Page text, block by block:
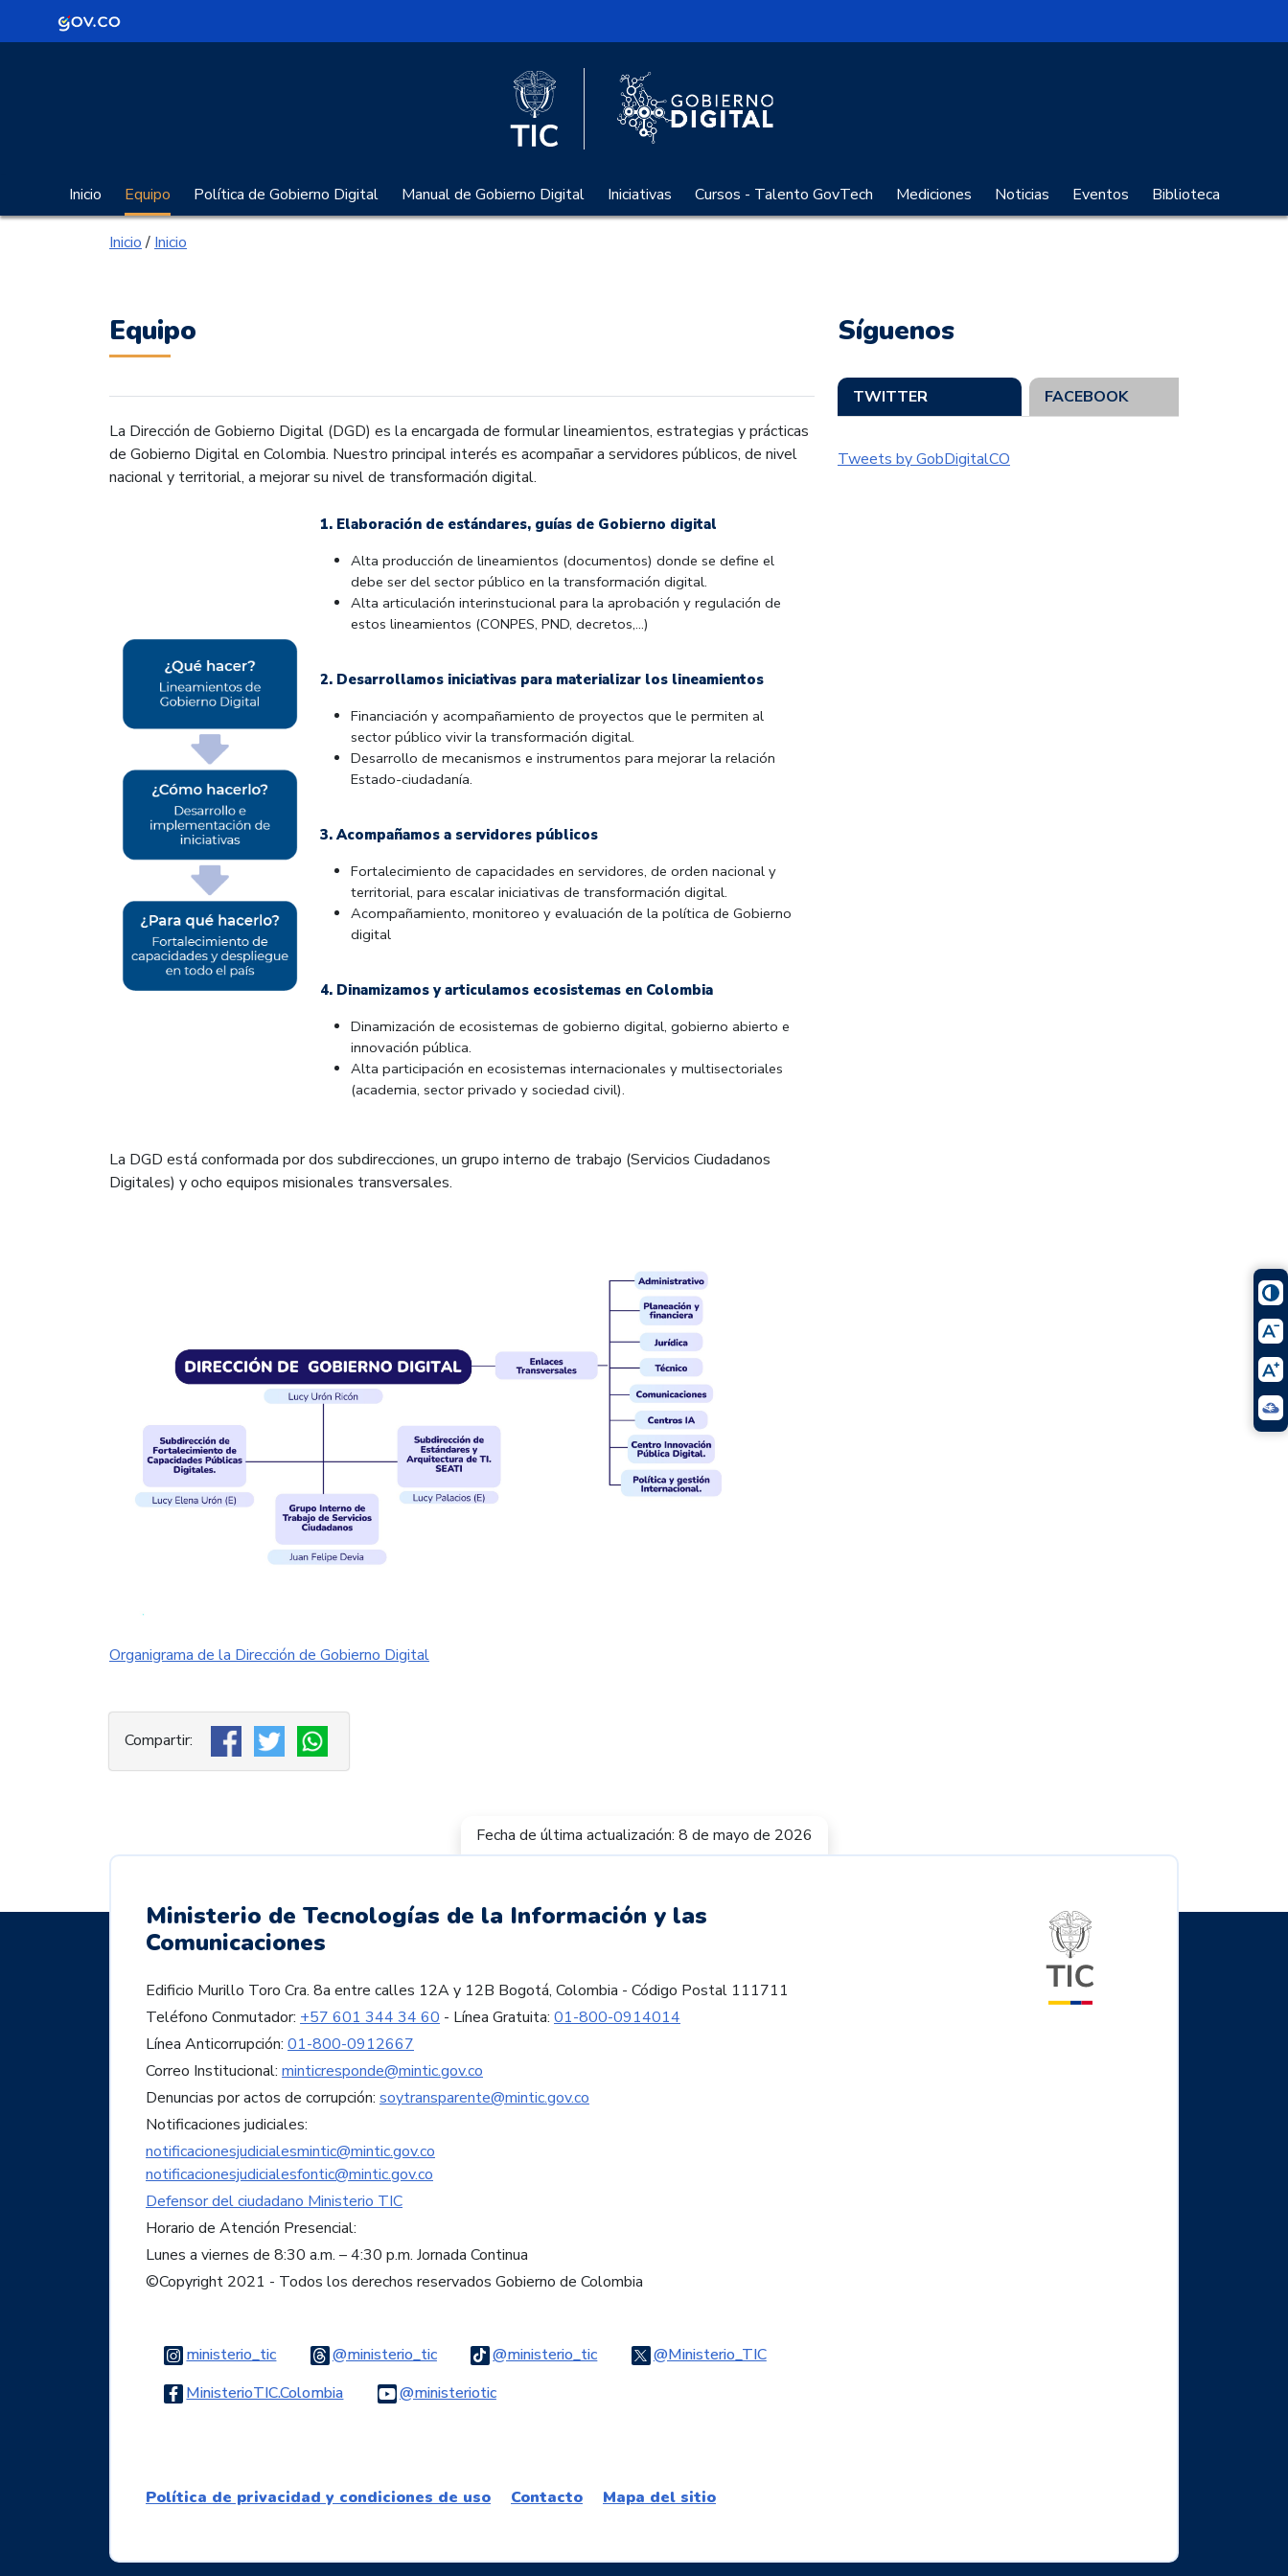
Logo Gobierno de Colombia
Logo del Ministerio TIC
Inicio Equipo Política de Gobierno Digital Manual de Gobierno Digital Iniciativas Cursos - Talento GovTech Mediciones Noticias Eventos Biblioteca
Inicio/Inicio
Equipo
La Dirección de Gobierno Digital (DGD) es la encargada de formular lineamientos, estrategias y prácticas
de Gobierno Digital en Colombia. Nuestro principal interés es acompañar a servidores públicos, de nivel
nacional y territorial, a mejorar su nivel de transformación digital.
1. Elaboración de estándares, guías de Gobierno digital
Alta producción de lineamientos (documentos) donde se define el
debe ser del sector público en la transformación digital.
Alta articulación interinstucional para la aprobación y regulación de
estos lineamientos (CONPES, PND, decretos,...)
2. Desarrollamos iniciativas para materializar los lineamientos
Financiación y acompañamiento de proyectos que le permiten al
sector público vivir la transformación digital.
Desarrollo de mecanismos e instrumentos para mejorar la relación
Estado-ciudadanía.
3. Acompañamos a servidores públicos
Fortalecimiento de capacidades en servidores, de orden nacional y
territorial, para escalar iniciativas de transformación digital.
Acompañamiento, monitoreo y evaluación de la política de Gobierno
digital
4. Dinamizamos y articulamos ecosistemas en Colombia
Dinamización de ecosistemas de gobierno digital, gobierno abierto e
innovación pública.
Alta participación en ecosistemas internacionales y multisectoriales
(academia, sector privado y sociedad civil).
La DGD está conformada por dos subdirecciones, un grupo interno de trabajo (Servicios Ciudadanos
Digitales) y ocho equipos misionales transversales.
Organigrama de la Dirección de Gobierno Digital
Síguenos
TWITTER FACEBOOK
Tweets by GobDigitalCO
Fecha de última actualización: 8 de mayo de 2026
Ministerio de Tecnologías de la Información y las
Comunicaciones
Edificio Murillo Toro Cra. 8a entre calles 12A y 12B Bogotá, Colombia - Código Postal 111711
Teléfono Conmutador: +57 601 344 34 60 - Línea Gratuita: 01-800-0914014
Línea Anticorrupción: 01-800-0912667
Correo Institucional: minticresponde@mintic.gov.co
Denuncias por actos de corrupción: soytransparente@mintic.gov.co
Notificaciones judiciales:
notificacionesjudicialesmintic@mintic.gov.co
notificacionesjudicialesfontic@mintic.gov.co
Defensor del ciudadano Ministerio TIC
Horario de Atención Presencial:
Lunes a viernes de 8:30 a.m. – 4:30 p.m. Jornada Continua
©Copyright 2021 - Todos los derechos reservados Gobierno de Colombia
ministerio_ticLogo Instagram@ministerio_ticLogo Threads@ministerio_ticLogo Tiktok@Ministerio_TICLogo Twitter
MinisterioTIC.ColombiaLogo Facebook@ministerioticLogo Youtube
Política de privacidad y condiciones de uso Contacto Mapa del sitio